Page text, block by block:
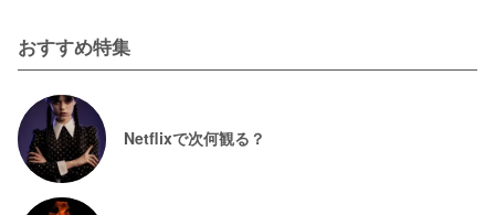
おすすめ特集
Netflixで次何観る？